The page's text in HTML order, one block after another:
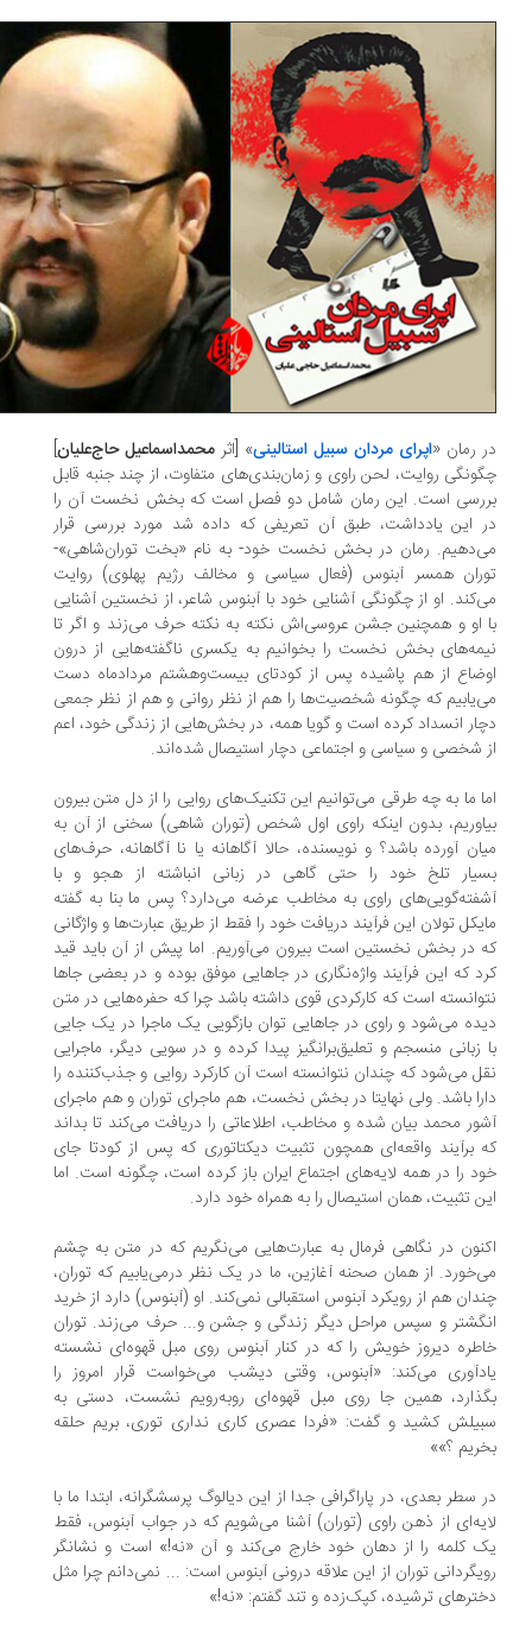
رمان « اپرای مردان سبیل استالینی» [اثرمحمداسماعیل حاج‌علیان]
روایت، لحن راوی و زمان‌بندی‌های متفاوت، از چند جنبه قابل
است. این رمان شامل دو فصل است که بخش نخست آن را
این یادداشت، طبق آن تعریفی که داده شد مورد بررسی قرار
رمان در بخش نخست خود- به نام «بخت توران‌شاهی»-
همسر آبنوس (فعال سیاسی و مخالف رژیم پهلوی) روایت
او از چگونگی آشنایی خود با آبنوس شاعر، از نخستین آشنایی
او و همچنین جشن عروسی‌اش نکته به نکته حرف می‌زند و اگر تا
بخش نخست را بخوانیم به یکسری ناگفته‌هایی از درون
از هم پاشیده پس از کودتای بیست‌وهشتم مردادماه دست
که چگونه شخصیت‌ها را هم از نظر روانی و هم از نظر جمعی
انسداد کرده است و گویا همه، در بخش‌هایی از زندگی خود، اعم
شخصی و سیاسی و اجتماعی دچار استیصال شده‌اند.
ما به چه طرقی می‌توانیم این تکنیک‌های روایی را از دل متن بیرون
بدون اینکه راوی اول شخص (توران شاهی) سخنی از آن به
آورده باشد؟ و نویسنده، حالا آگاهانه یا نا آگاهانه، حرف‌های
تلخ خود را حتی گاهی در زبانی انباشته از هجو و با
راوی به مخاطب عرضه می‌دارد؟ پس ما بنا به گفته
تولان این فرآیند دریافت خود را فقط از طریق عبارت‌ها و واژگانی
در بخش نخستین است بیرون می‌آوریم. اما پیش از آن باید قید
که این فرآیند واژه‌نگاری در جاهایی موفق بوده و در بعضی جاها
است که کارکردی قوی داشته باشد چرا که حفره‌هایی در متن
می‌شود و راوی در جاهایی توان بازگویی یک ماجرا در یک جایی
زبانی منسجم و تعلیق‌برانگیز پیدا کرده و در سویی دیگر، ماجرایی
می‌شود که چندان نتوانسته است آن کارکرد روایی و جذب‌کننده را
باشد. ولی نهایتا در بخش نخست، هم ماجرای توران و هم ماجرای
محمد بیان شده و مخاطب، اطلاعاتی را دریافت می‌کند تا بداند
برآیند واقعه‌ای همچون تثبیت دیکتاتوری که پس از کودتا جای
را در همه لایه‌های اجتماع ایران باز کرده است، چگونه است. اما
تثبیت، همان استیصال را به همراه خود دارد.
در نگاهی فرمال به عبارت‌هایی می‌نگریم که در متن به چشم
از همان صحنه آغازین، ما در یک نظر درمی‌یابیم که توران،
هم از رویکرد آبنوس استقبالی نمی‌کند. او (آبنوس) دارد از خرید
و سپس مراحل دیگر زندگی و جشن و... حرف می‌زند. توران
دیروز خویش را که در کنار آبنوس روی مبل قهوه‌ای نشسته
می‌کند: «آبنوس، وقتی دیشب می‌خواست قرار امروز را
همین جا روی مبل قهوه‌ای روبه‌رویم نشست، دستی به
کشید و گفت: «فردا عصری کاری نداری توری، بریم حلقه
؟»»
سطر بعدی، در پاراگرافی جدا از این دیالوگ پرسشگرانه، ابتدا ما با
از ذهن راوی (توران) آشنا می‌شویم که در جواب آبنوس، فقط
کلمه را از دهان خود خارج می‌کند و آن «نه!» است و نشانگر
توران از این علاقه درونی آبنوس است: ... نمی‌دانم چرا مثل
ترشیده، کپک‌زده و تند گفتم: «نه!»